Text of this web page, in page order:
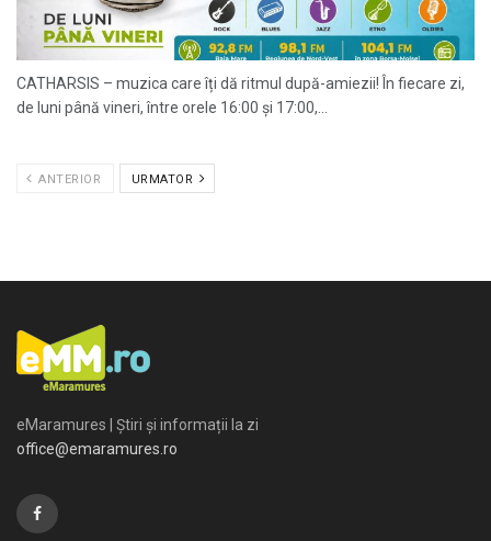
CATHARSIS – muzica care îți dă ritmul după-amiezii! În fiecare zi,
de luni până vineri, între orele 16:00 și 17:00,...
ANTERIOR URMATOR
eMaramures | Știri și informații la zi
office@emaramures.ro